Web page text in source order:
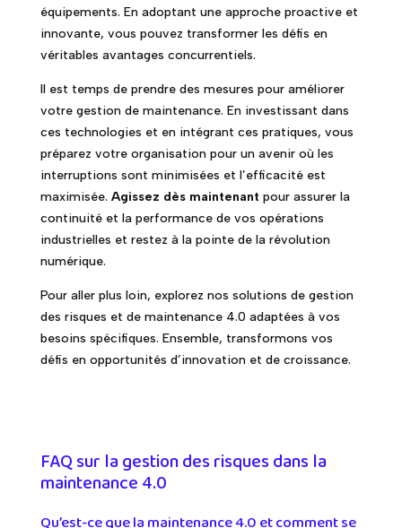
équipements. En adoptant une approche proactive et
innovante, vous pouvez transformer les défis en
véritables avantages concurrentiels.
Il est temps de prendre des mesures pour améliorer
votre gestion de maintenance. En investissant dans
ces technologies et en intégrant ces pratiques, vous
préparez votre organisation pour un avenir où les
interruptions sont minimisées et l’efficacité est
maximisée. Agissez dès maintenant pour assurer la
continuité et la performance de vos opérations
industrielles et restez à la pointe de la révolution
numérique.
Pour aller plus loin, explorez nos solutions de gestion
des risques et de maintenance 4.0 adaptées à vos
besoins spécifiques. Ensemble, transformons vos
défis en opportunités d’innovation et de croissance.
FAQ sur la gestion des risques dans la
maintenance 4.0